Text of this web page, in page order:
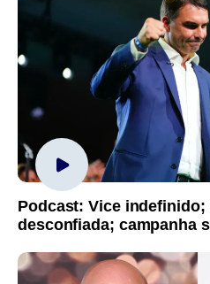
Podcast: Vice indefinido;
desconfiada; campanha